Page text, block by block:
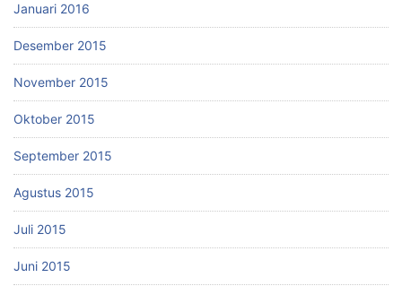
Januari 2016
Desember 2015
November 2015
Oktober 2015
September 2015
Agustus 2015
Juli 2015
Juni 2015